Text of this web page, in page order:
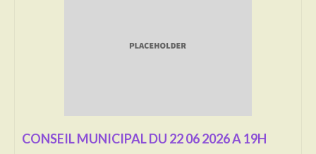
CONSEILLER NUMERIQUE
Service des eaux
CONSEIL MUNICIPAL DU 22 06 2026 A 19H